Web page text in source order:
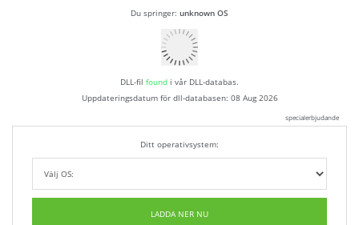
Du springer: unknown OS
DLL-fil found i vår DLL-databas.
Uppdateringsdatum för dll-databasen: 08 Aug 2026
specialerbjudande
Ditt operativsystem:
LADDA NER NU